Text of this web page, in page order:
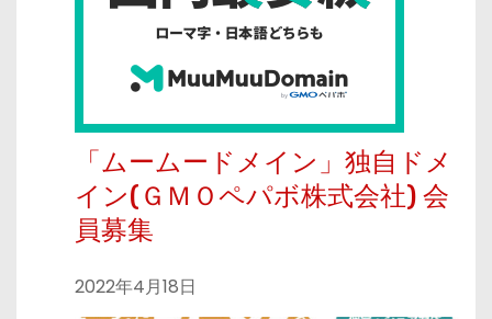
「ムームードメイン」独自ドメ
イン(ＧＭＯペパボ株式会社) 会
員募集
2022年4月18日